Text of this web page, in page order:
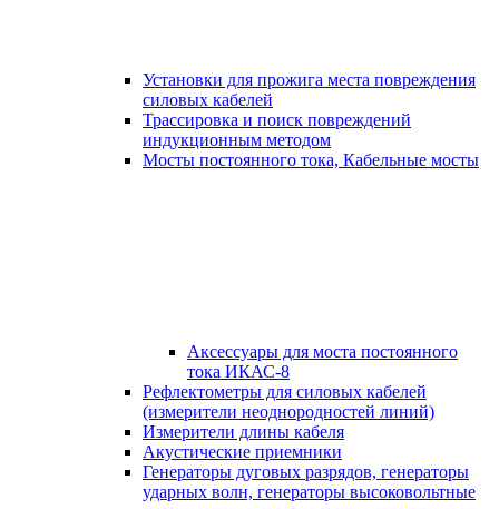
Установки для прожига места повреждения
силовых кабелей
Трассировка и поиск повреждений
индукционным методом
Мосты постоянного тока, Кабельные мосты
Аксессуары для моста постоянного
тока ИКАС-8
Рефлектометры для силовых кабелей
(измерители неоднородностей линий)
Измерители длины кабеля
Акустические приемники
Генераторы дуговых разрядов, генераторы
ударных волн, генераторы высоковольтные